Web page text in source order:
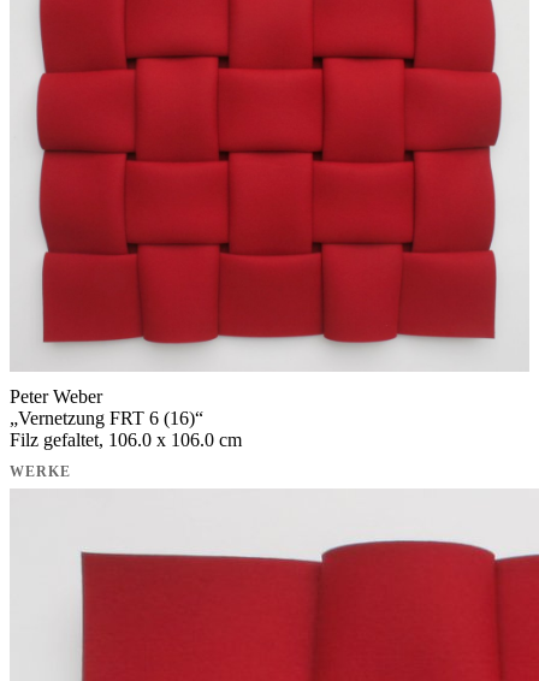
Peter Weber
„Vernetzung FRT 6 (16)“
Filz gefaltet, 106.0 x 106.0 cm
WERKE